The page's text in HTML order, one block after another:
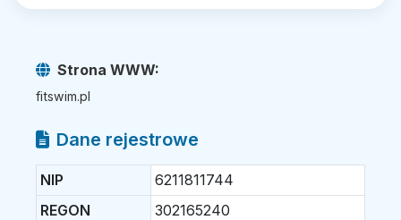
Strona WWW:
fitswim.pl
Dane rejestrowe
NIP
6211811744
REGON
302165240